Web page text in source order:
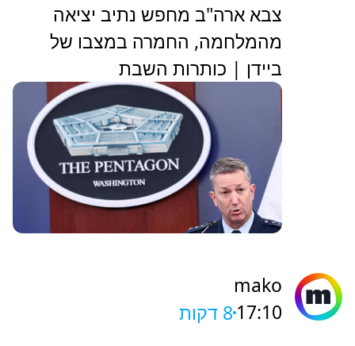
צבא ארה"ב מחפש נתיב יציאה
מהמלחמה, החמרה במצבו של
ביידן | כותרות השבת
mako
17:10 8 דקות